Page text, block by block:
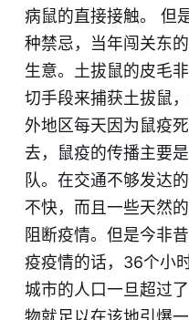
病鼠的直接接触。 但
种禁忌，当年闯关东
生意。土拔鼠的皮毛
切手段来捕获土拔鼠
外地区每天因为鼠疫
去，鼠疫的传播主要
队。在交通不够发达
不快，而且一些天然
阻断疫情。但是今非
疫疫情的话，36个小
城市的人口一旦超过